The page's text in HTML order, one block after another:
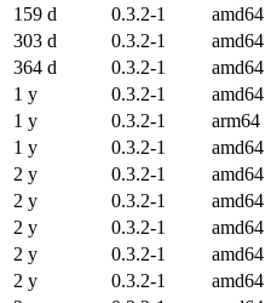
159 d
0.3.2-1 amd64
303 d
0.3.2-1 amd64
364 d
0.3.2-1 amd64
1 y
0.3.2-1 amd64
1 y
0.3.2-1 arm64
1 y
0.3.2-1 amd64
2 y
0.3.2-1 amd64
2 y
0.3.2-1 amd64
2 y
0.3.2-1 amd64
2 y
0.3.2-1 amd64
2 y
0.3.2-1 amd64